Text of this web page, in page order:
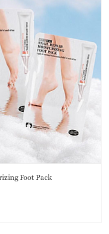
Foot Pack